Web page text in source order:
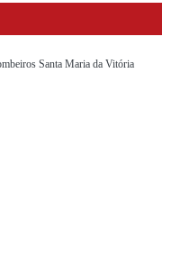
Santa Maria da Vitória